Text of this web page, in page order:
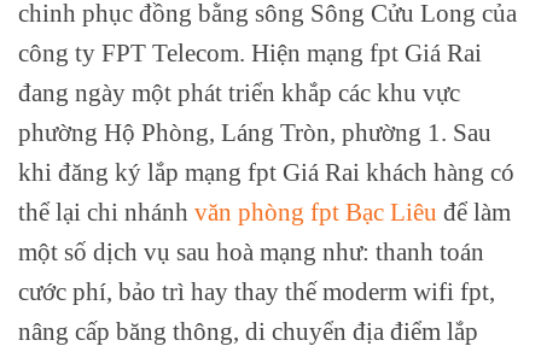
chinh phục đồng bằng sông Sông Cửu Long của
công ty FPT Telecom. Hiện mạng fpt Giá Rai
đang ngày một phát triển khắp các khu vực
phường Hộ Phòng, Láng Tròn, phường 1. Sau
khi đăng ký lắp mạng fpt Giá Rai khách hàng có
thể lại chi nhánh văn phòng fpt Bạc Liêu để làm
một số dịch vụ sau hoà mạng như: thanh toán
cước phí, bảo trì hay thay thế moderm wifi fpt,
nâng cấp băng thông, di chuyển địa điểm lắp